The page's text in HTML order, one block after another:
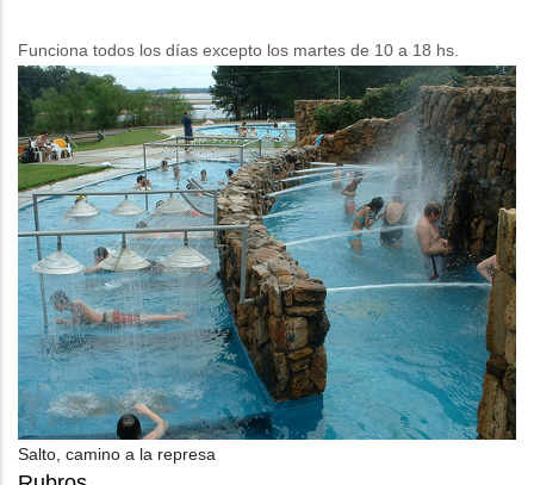
Funciona todos los días excepto los martes de 10 a 18 hs.
Salto, camino a la represa